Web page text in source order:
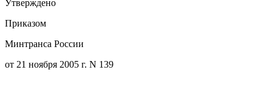
Утверждено
Приказом
Минтранса России
от 21 ноября 2005 г. N 139